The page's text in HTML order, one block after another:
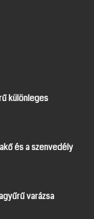
különleges
és a szenvedély
varázsa